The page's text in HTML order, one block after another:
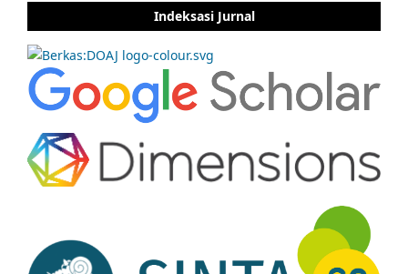
Indeksasi Jurnal